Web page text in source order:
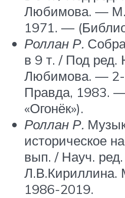
Любимова. — М.
1971. —
Роллан Р.
в 9 т. / Под ред.
Любимова. —
Правда, 1983.
«Огонёк»).
Роллан Р.
историческое
вып. / Науч.
Л.В.Кириллина.
1986-2019.